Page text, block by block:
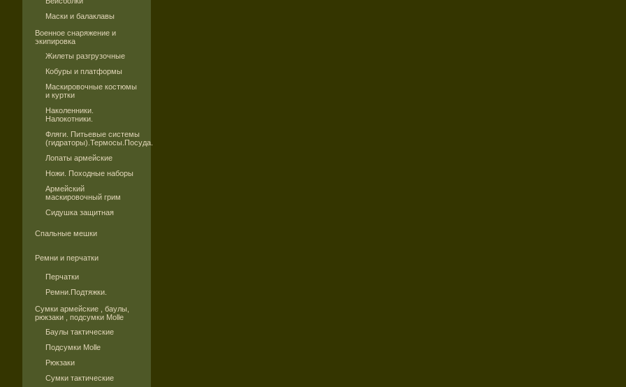
Маски и балаклавы
Военное снаряжение и
экипировка
Жилеты разгрузочные
Кобуры и платформы
Маскировочные костюмы
и куртки
Наколенники.
Налокотники.
Фляги. Питьевые системы
(гидраторы).Термосы.Посуда.
Лопаты армейские
Ножи. Походные наборы
Армейский
маскировочный грим
Сидушка защитная
Спальные мешки
Ремни и перчатки
Перчатки
Ремни.Подтяжки.
Сумки армейские , баулы,
рюкзаки , подсумки Molle
Баулы тактические
Подсумки Molle
Рюкзаки
Сумки тактические